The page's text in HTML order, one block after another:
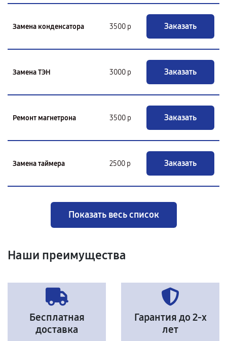
Замена конденсатора 3500 р Заказать
Замена ТЭН 3000 р Заказать
Ремонт магнетрона 3500 р Заказать
Замена таймера 2500 р Заказать
Показать весь список
Наши преимущества
Бесплатная
доставка
Гарантия до 2-х
лет